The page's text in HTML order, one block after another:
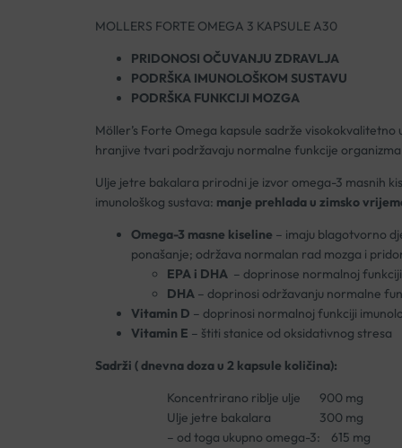
MOLLERS FORTE OMEGA 3 KAPSULE A30
PRIDONOSI OČUVANJU ZDRAVLJA
PODRŠKA IMUNOLOŠKOM SUSTAVU
PODRŠKA FUNKCIJI MOZGA
Möller’s Forte Omega kapsule sadrže
hranjive tvari podržavaju normalne funkcije
Ulje jetre bakalara prirodni je izvor omega-3 masnih
imunološkog sustava: manje prehlada u zimsko
Omega-3 masne kiseline – imaju blagotvorno
ponašanje; održava normalan rad mozga i
EPA i DHA – doprinose normalnoj
DHA– doprinosi održavanju normalne
Vitamin D – doprinosi normalnoj funkciji
Vitamin E – štiti stanice od oksidativnog stresa
Sadrži ( dnevna doza u 2 kapsule količina):
Koncentrirano riblje ulje 900 mg
Ulje jetre bakalara 300 mg
– od toga ukupno omega-3: 615 mg